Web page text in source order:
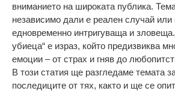
вниманието на широката публика.
независимо дали е реален случай
едновременно интригуваща и
убиеца“ е израз, който предизвиква
емоции – от страх и гняв до
В този статия ще разгледаме темата
последиците от тях, както и ще се